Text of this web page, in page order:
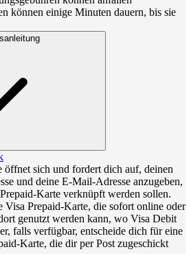
können einige Minuten dauern, bis sie
öffnet sich und fordert dich auf, deinen
und deine E-Mail-Adresse anzugeben,
Karte verknüpft werden sollen.
Visa Prepaid-Karte, die sofort online oder
genutzt werden kann, wo Visa Debit
falls verfügbar, entscheide dich für eine
Karte, die dir per Post zugeschickt